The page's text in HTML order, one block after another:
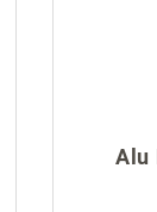
Alu